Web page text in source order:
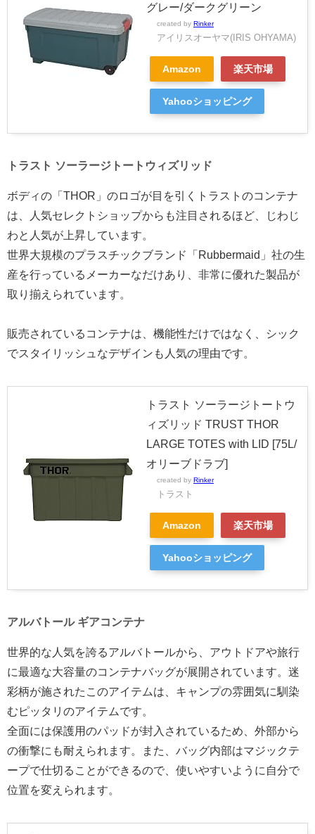
グレー/ダークグリーン
created by Rinker
アイリスオーヤマ(IRIS OHYAMA)
Amazon 楽天市場
Yahooショッピング
トラスト ソーラージトートウィズリッド
ボディの「THOR」のロゴが目を引くトラストのコンテナ
は、人気セレクトショップからも注目されるほど、じわじ
わと人気が上昇しています。
世界大規模のプラスチックブランド「Rubbermaid」社の生
産を行っているメーカーなだけあり、非常に優れた製品が
取り揃えられています。
販売されているコンテナは、機能性だけではなく、シック
でスタイリッシュなデザインも人気の理由です。
トラスト ソーラージトートウ
ィズリッド TRUST THOR
LARGE TOTES with LID [75L/
オリーブドラブ]
created by Rinker
トラスト
Amazon 楽天市場
Yahooショッピング
アルバトール ギアコンテナ
世界的な人気を誇るアルバトールから、アウトドアや旅行
に最適な大容量のコンテナバッグが展開されています。迷
彩柄が施されたこのアイテムは、キャンプの雰囲気に馴染
むピッタリのアイテムです。
全面には保護用のパッドが封入されているため、外部から
の衝撃にも耐えられます。また、バッグ内部はマジックテ
ープで仕切ることができるので、使いやすいように自分で
位置を変えられます。